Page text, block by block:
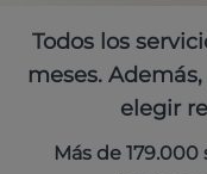
Todos los
meses.
elegir
Más de